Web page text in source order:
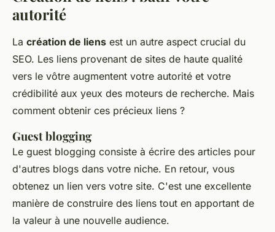
autorité
La création de liens est un autre aspect crucial du
SEO. Les liens provenant de sites de haute qualité
vers le vôtre augmentent votre autorité et votre
crédibilité aux yeux des moteurs de recherche. Mais
comment obtenir ces précieux liens ?
Guest blogging
Le guest blogging consiste à écrire des articles pour
d'autres blogs dans votre niche. En retour, vous
obtenez un lien vers votre site. C'est une excellente
manière de construire des liens tout en apportant de
la valeur à une nouvelle audience.